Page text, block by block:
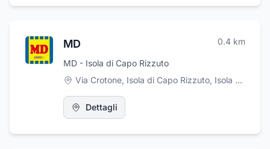
MD 0.4 km
MD - Isola di Capo Rizzuto
Via Crotone, Isola di Capo Rizzuto, Isola di Capo Rizzuto
Dettagli